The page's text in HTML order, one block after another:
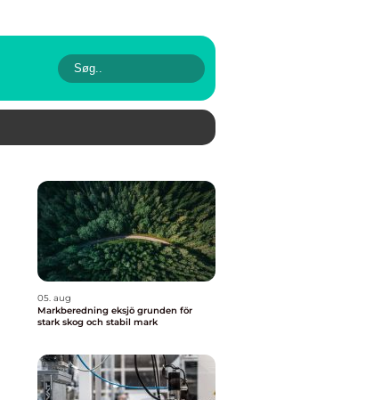
05. aug
Markberedning eksjö grunden för
stark skog och stabil mark